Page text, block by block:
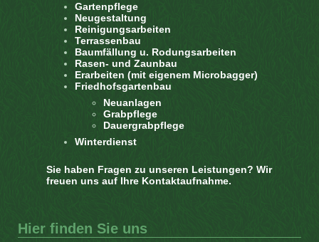
Gartenpflege
Neugestaltung
Reinigungsarbeiten
Terrassenbau
Baumfällung u. Rodungsarbeiten
Rasen- und Zaunbau
Erarbeiten (mit eigenem Microbagger)
Friedhofsgartenbau
Neuanlagen
Grabpflege
Dauergrabpflege
Winterdienst
Sie haben Fragen zu unseren Leistungen? Wir
freuen uns auf Ihre Kontaktaufnahme.
Hier finden Sie uns